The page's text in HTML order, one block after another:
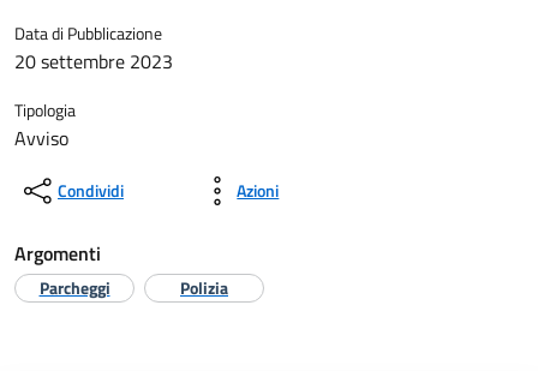
Data di Pubblicazione
20 settembre 2023
Tipologia
Avviso
Condividi Azioni
Argomenti
Parcheggi Polizia